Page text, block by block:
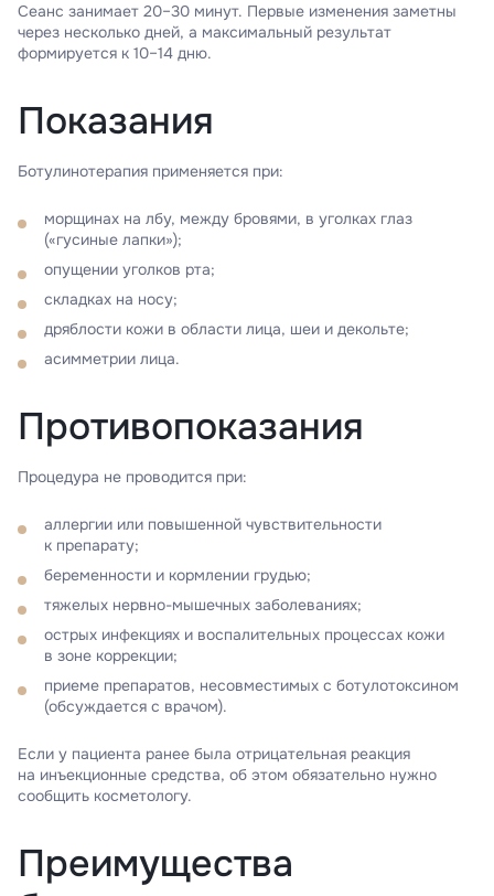
Сеанс занимает 20–30 минут. Первые изменения заметны
через несколько дней, а максимальный результат
формируется к 10–14 дню.
Показания
Ботулинотерапия применяется при:
морщинах на лбу, между бровями, в уголках глаз
(«гусиные лапки»);
опущении уголков рта;
складках на носу;
дряблости кожи в области лица, шеи и декольте;
асимметрии лица.
Противопоказания
Процедура не проводится при:
аллергии или повышенной чувствительности
к препарату;
беременности и кормлении грудью;
тяжелых нервно-мышечных заболеваниях;
острых инфекциях и воспалительных процессах кожи
в зоне коррекции;
приеме препаратов, несовместимых с ботулотоксином
(обсуждается с врачом).
Если у пациента ранее была отрицательная реакция
на инъекционные средства, об этом обязательно нужно
сообщить косметологу.
Преимущества